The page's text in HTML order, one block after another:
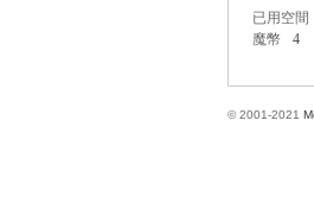
已用空間
魔幣
4
© 2001-2021